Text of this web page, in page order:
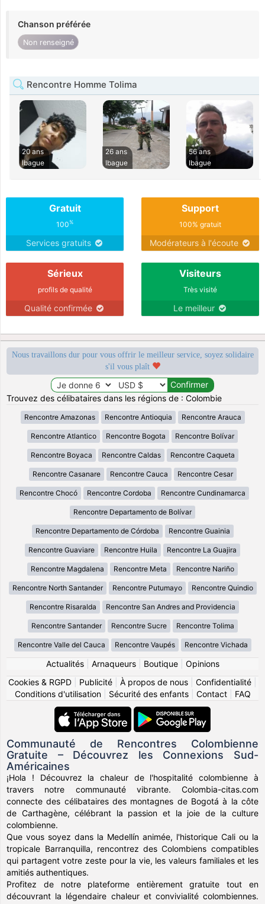
Chanson préférée
Non renseigné
Rencontre Homme Tolima
20 ans
Ibague
26 ans
Ibague
56 ans
Ibague
Gratuit
100%
Services gratuits
Support
100% gratuit
Modérateurs à l'écoute
Sérieux
profils de qualité
Qualité confirmée
Visiteurs
Très visité
Le meilleur
Nous travaillons dur pour vous offrir le meilleur service, soyez solidaire
s'il vous plaît
Trouvez des célibataires dans les régions de : Colombie
Rencontre Amazonas Rencontre Antioquia Rencontre Arauca
Rencontre Atlantico Rencontre Bogota Rencontre Bolívar
Rencontre Boyaca Rencontre Caldas Rencontre Caqueta
Rencontre Casanare Rencontre Cauca Rencontre Cesar
Rencontre Chocó Rencontre Cordoba Rencontre Cundinamarca
Rencontre Departamento de Bolívar
Rencontre Departamento de Córdoba Rencontre Guainia
Rencontre Guaviare Rencontre Huila Rencontre La Guajira
Rencontre Magdalena Rencontre Meta Rencontre Nariño
Rencontre North Santander Rencontre Putumayo Rencontre Quindio
Rencontre Risaralda Rencontre San Andres and Providencia
Rencontre Santander Rencontre Sucre Rencontre Tolima
Rencontre Valle del Cauca Rencontre Vaupés Rencontre Vichada
Actualités| Arnaqueurs| Boutique| Opinions
Cookies & RGPD
Publicité À propos de nous Confidentialité
Conditions d'utilisation| Sécurité des enfants| Contact| FAQ
Communauté de Rencontres Colombienne
Gratuite – Découvrez les Connexions Sud-
Américaines
¡Hola ! Découvrez la chaleur de l'hospitalité colombienne à
travers notre communauté vibrante. Colombia-citas.com
connecte des célibataires des montagnes de Bogotá à la côte
de Carthagène, célébrant la passion et la joie de la culture
colombienne.
Que vous soyez dans la Medellín animée, l'historique Cali ou la
tropicale Barranquilla, rencontrez des Colombiens compatibles
qui partagent votre zeste pour la vie, les valeurs familiales et les
amitiés authentiques.
Profitez de notre plateforme entièrement gratuite tout en
découvrant la légendaire chaleur et convivialité colombiennes.